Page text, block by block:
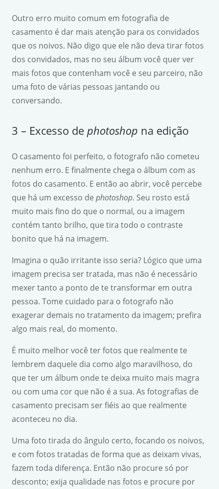
Outro erro muito comum em fotografia de
casamento é dar mais atenção para os convidados
que os noivos. Não digo que ele não deva tirar fotos
dos convidados, mas no seu álbum você quer ver
mais fotos que contenham você e seu parceiro, não
uma foto de várias pessoas jantando ou
conversando.
3 – Excesso de photoshop na edição
O casamento foi perfeito, o fotografo não cometeu
nenhum erro. E finalmente chega o álbum com as
fotos do casamento. E então ao abrir, você percebe
que há um excesso de photoshop. Seu rosto está
muito mais fino do que o normal, ou a imagem
contém tanto brilho, que tira todo o contraste
bonito que há na imagem.
Imagina o quão irritante isso seria? Lógico que uma
imagem precisa ser tratada, mas não é necessário
mexer tanto a ponto de te transformar em outra
pessoa. Tome cuidado para o fotografo não
exagerar demais no tratamento da imagem; prefira
algo mais real, do momento.
É muito melhor você ter fotos que realmente te
lembrem daquele dia como algo maravilhoso, do
que ter um álbum onde te deixa muito mais magra
ou com uma cor que não é a sua. As fotografias de
casamento precisam ser fiéis ao que realmente
aconteceu no dia.
Uma foto tirada do ângulo certo, focando os noivos,
e com fotos tratadas de forma que as deixam vivas,
fazem toda diferença. Então não procure só por
desconto; exija qualidade nas fotos e procure por